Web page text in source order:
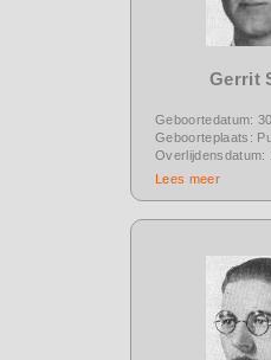
Gerrit
Geboortedatum:
Geboorteplaats:
Overlijdensdatum:
Lees meer